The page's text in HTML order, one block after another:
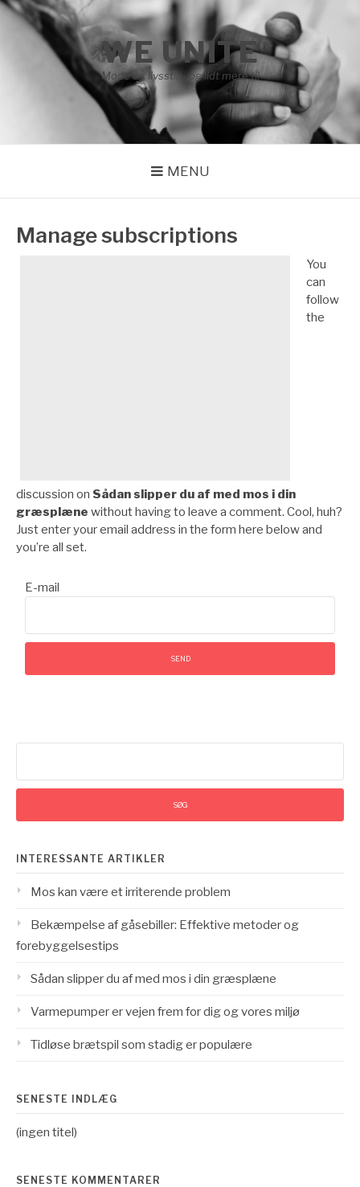
Spring
WE UNITE
Mode og livsstil – og lidt mere til
MENU
Manage subscriptions
You
can
follow
the
discussion on Sådan slipper du af med mos i din
græsplæne without having to leave a comment. Cool, huh?
Just enter your email address in the form here below and
you’re all set.
E-mail
INTERESSANTE ARTIKLER
Mos kan være et irriterende problem
Bekæmpelse af gåsebiller: Effektive metoder og
forebyggelsestips
Sådan slipper du af med mos i din græsplæne
Varmepumper er vejen frem for dig og vores miljø
Tidløse brætspil som stadig er populære
SENESTE INDLÆG
(ingen titel)
SENESTE KOMMENTARER